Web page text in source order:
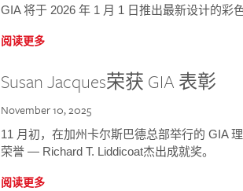
GIA 将于 2026 年 1 月 1 日推出最新设计的彩
阅读更多
Susan Jacques荣获 GIA 表彰
November 10, 2025
11 月初，在加州卡尔斯巴德总部举行的 GIA
荣誉 — Richard T. Liddicoat杰出成就奖。
阅读更多